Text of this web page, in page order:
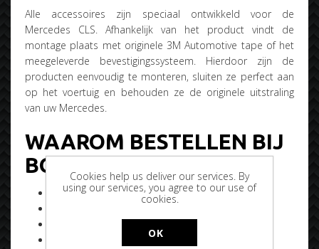
Alle accessoires zijn speciaal ontwikkeld voor de
Mercedes CLS. Afhankelijk van het product vindt de
montage plaats met originele 3M Automotive tape of het
meegeleverde bevestigingssysteem. Hierdoor zijn de
producten eenvoudig te monteren, sluiten ze perfect aan
op het voertuig en behouden ze de originele uitstraling
van uw Mercedes.
WAAROM BESTELLEN BIJ
BOBTUNING?
Voertuigspecifieke accessoires
Cookies help us deliver our services. By
using our services, you agree to our use of
cookies.
OK